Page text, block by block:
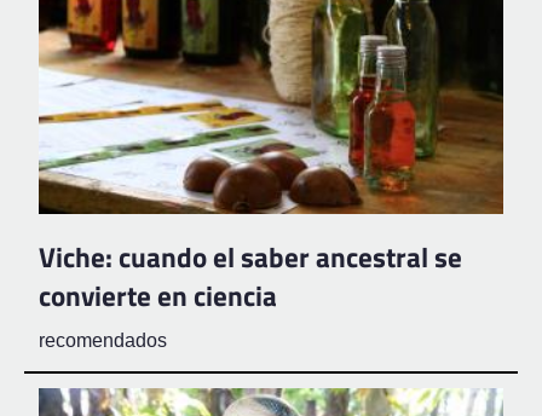
Viche: cuando el saber ancestral se
convierte en ciencia
recomendados